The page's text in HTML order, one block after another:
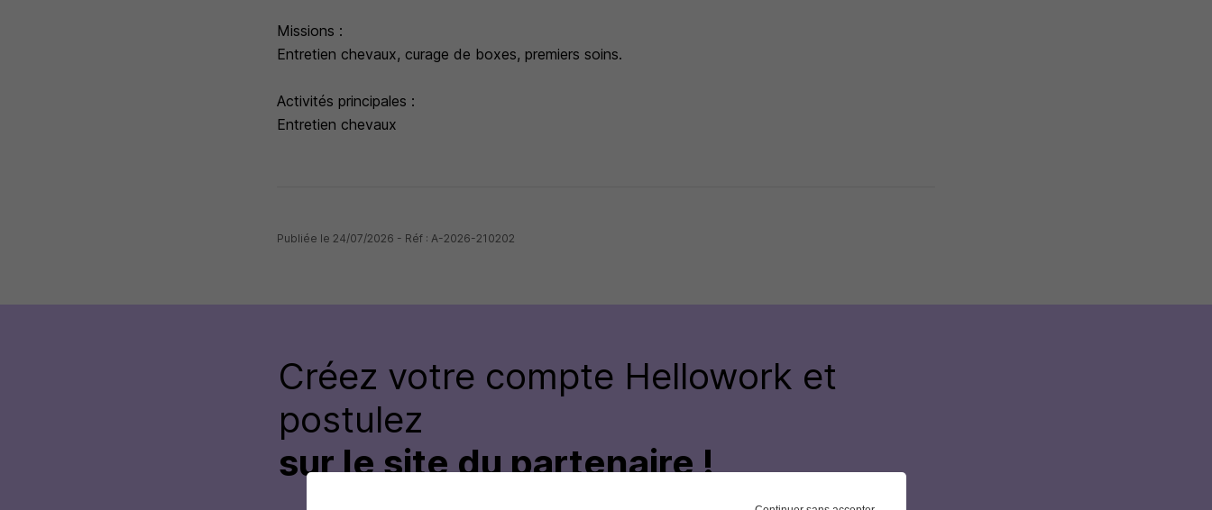
Missions :
Entretien chevaux, curage de boxes, premiers soins.
Activités principales :
Entretien chevaux
Publiée le 24/07/2026 - Réf : A-2026-210202
Créez votre compte Hellowork et
postulez
sur le site du partenaire !